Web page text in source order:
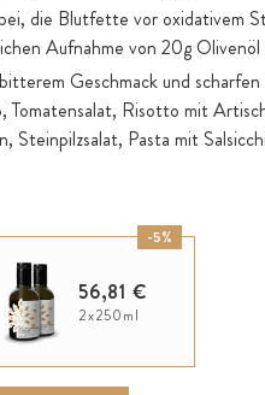
die Blutfette vor oxidativem
Aufnahme von 20g
Geschmack und
Tomatensalat, Risotto mit
Steinpilzsalat, Pasta mit
-5%
56,81 €
2x250ml